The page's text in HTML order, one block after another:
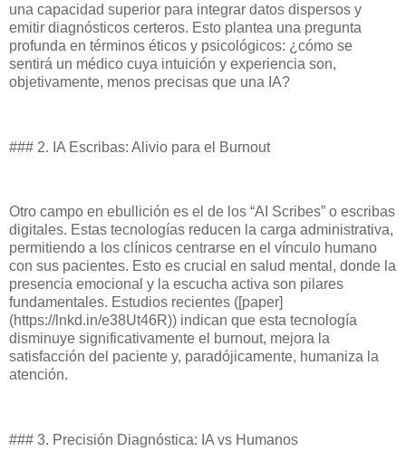
una capacidad superior para integrar datos dispersos y
emitir diagnósticos certeros. Esto plantea una pregunta
profunda en términos éticos y psicológicos: ¿cómo se
sentirá un médico cuya intuición y experiencia son,
objetivamente, menos precisas que una IA?
### 2. IA Escribas: Alivio para el Burnout
Otro campo en ebullición es el de los “AI Scribes” o escribas
digitales. Estas tecnologías reducen la carga administrativa,
permitiendo a los clínicos centrarse en el vínculo humano
con sus pacientes. Esto es crucial en salud mental, donde la
presencia emocional y la escucha activa son pilares
fundamentales. Estudios recientes ([paper]
(https://lnkd.in/e38Ut46R)) indican que esta tecnología
disminuye significativamente el burnout, mejora la
satisfacción del paciente y, paradójicamente, humaniza la
atención.
### 3. Precisión Diagnóstica: IA vs Humanos